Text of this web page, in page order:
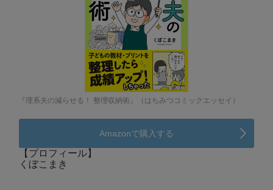
『理系夫の減らせる！ 整理収納術』（はちみつコミックエッセイ）
Amazonで購入する
【プロフィール】
くぼこまき